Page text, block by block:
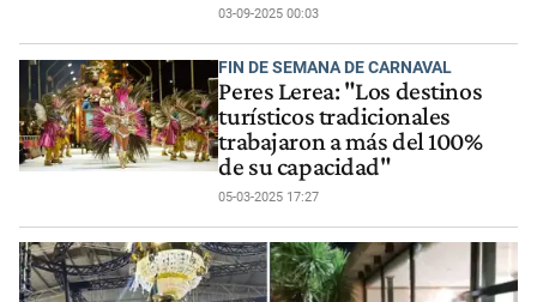
03-09-2025 00:03
FIN DE SEMANA DE CARNAVAL
Peres Lerea: "Los destinos
turísticos tradicionales
trabajaron a más del 100%
de su capacidad"
05-03-2025 17:27